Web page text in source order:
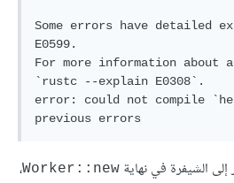
Some errors have detailed
E0599.
For more information
`rustc --explain E0308`.
error: could not compile
إلى الشيفرة في نهاية Worker::new،